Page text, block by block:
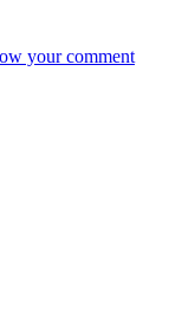
your comment